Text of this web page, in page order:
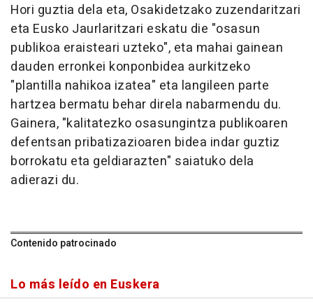
Hori guztia dela eta, Osakidetzako zuzendaritzari
eta Eusko Jaurlaritzari eskatu die "osasun
publikoa eraisteari uzteko", eta mahai gainean
dauden erronkei konponbidea aurkitzeko
"plantilla nahikoa izatea" eta langileen parte
hartzea bermatu behar direla nabarmendu du.
Gainera, "kalitatezko osasungintza publikoaren
defentsan pribatizazioaren bidea indar guztiz
borrokatu eta geldiarazten" saiatuko dela
adierazi du.
Contenido patrocinado
Lo más leído en Euskera